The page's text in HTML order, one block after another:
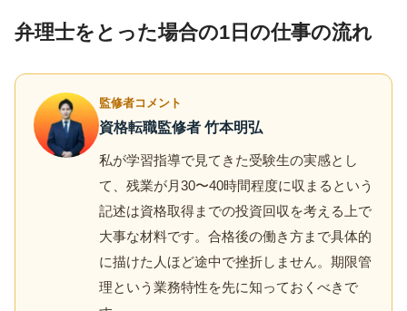
弁理士をとった場合の1日の仕事の流れ
監修者コメント
資格転職監修者 竹本明弘
私が学習指導で見てきた受験生の実感とし
て、残業が月30〜40時間程度に収まるという
記述は資格取得までの投資回収を考える上で
大事な材料です。合格後の働き方まで具体的
に描けた人ほど途中で挫折しません。期限管
理という業務特性を先に知っておくべきで